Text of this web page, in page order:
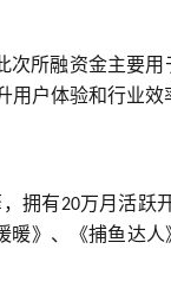
次所融资金主要
用户体验和行业效
拥有20万月活跃
暖》、《捕鱼达